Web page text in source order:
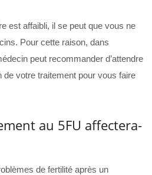
est affaibli, il se peut que vous ne
Pour cette raison, dans
peut recommander d’attendre
de votre traitement pour vous faire
au 5FU affectera-
de fertilité après un